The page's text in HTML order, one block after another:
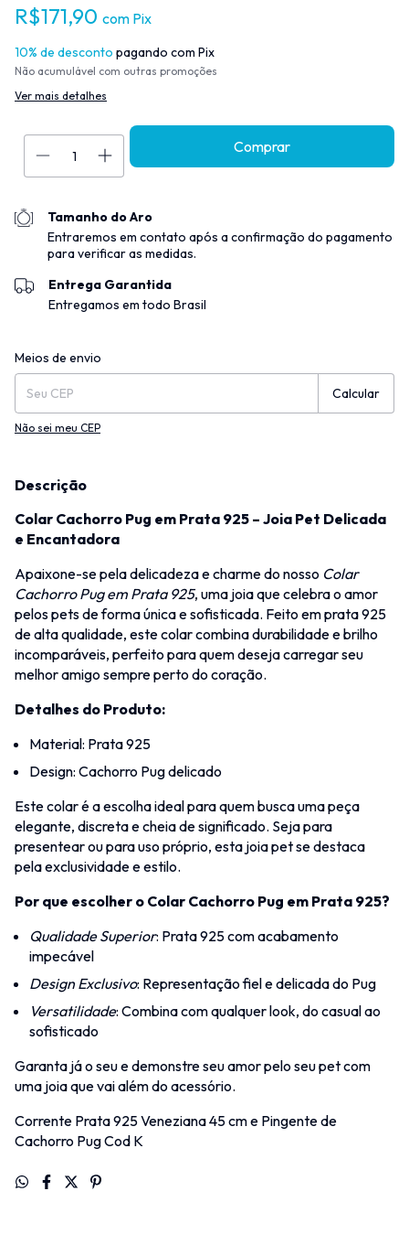
R$171,90 com Pix
10% de desconto pagando com Pix
Não acumulável com outras promoções
Ver mais detalhes
Tamanho do Aro
Entraremos em contato após a confirmação do pagamento
para verificar as medidas.
Entrega Garantida
Entregamos em todo Brasil
Entregas para o CEP:
Meios de envio
Calcular
Não sei meu CEP
Descrição
Colar Cachorro Pug em Prata 925 – Joia Pet Delicada
e Encantadora
Apaixone-se pela delicadeza e charme do nosso Colar
Cachorro Pug em Prata 925, uma joia que celebra o amor
pelos pets de forma única e sofisticada. Feito em prata 925
de alta qualidade, este colar combina durabilidade e brilho
incomparáveis, perfeito para quem deseja carregar seu
melhor amigo sempre perto do coração.
Detalhes do Produto:
Material: Prata 925
Design: Cachorro Pug delicado
Este colar é a escolha ideal para quem busca uma peça
elegante, discreta e cheia de significado. Seja para
presentear ou para uso próprio, esta joia pet se destaca
pela exclusividade e estilo.
Por que escolher o Colar Cachorro Pug em Prata 925?
Qualidade Superior: Prata 925 com acabamento
impecável
Design Exclusivo: Representação fiel e delicada do Pug
Versatilidade: Combina com qualquer look, do casual ao
sofisticado
Garanta já o seu e demonstre seu amor pelo seu pet com
uma joia que vai além do acessório.
Corrente Prata 925 Veneziana 45 cm e Pingente de
Cachorro Pug Cod K